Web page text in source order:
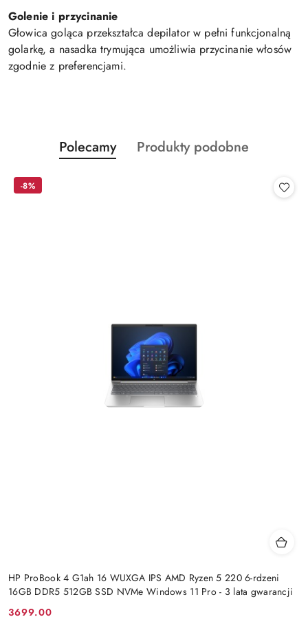
Golenie i przycinanie
Głowica goląca przekształca depilator w pełni funkcjonalną
golarkę, a nasadka trymująca umożliwia przycinanie włosów
zgodnie z preferencjami.
Pomiń karuzelę produktów
Produkty
o
Polecamy
Produkty
Produkty podobne
HP ProBook 4 G1ah 16 WUXGA IPS AMD Ryzen 5 220 6-rdzeni
16GB DDR5 512GB SSD NVMe Windows 11 Pro - 3 lata gwarancji
3699.00
-8%